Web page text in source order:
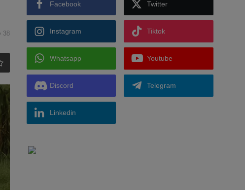
38
Facebook Twitter
Instagram Tiktok
Whatsapp Youtube
Discord Telegram
Linkedin